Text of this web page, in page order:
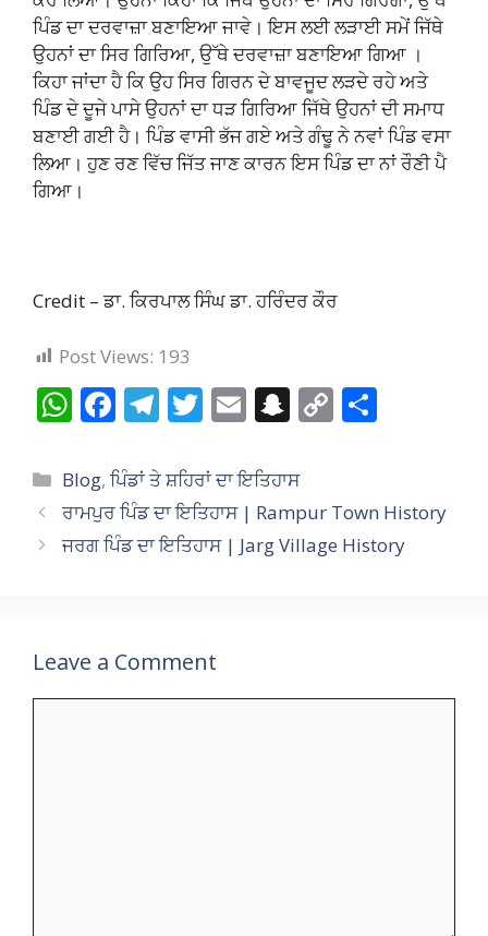
ਪਿੰਡ ਦਾ ਦਰਵਾਜ਼ਾ ਬਣਾਇਆ ਜਾਵੇ। ਇਸ ਲਈ ਲੜਾਈ ਸਮੇਂ ਜਿੱਥੇ
ਉਹਨਾਂ ਦਾ ਸਿਰ ਗਿਰਿਆ, ਉੱਥੇ ਦਰਵਾਜ਼ਾ ਬਣਾਇਆ ਗਿਆ ।
ਕਿਹਾ ਜਾਂਦਾ ਹੈ ਕਿ ਉਹ ਸਿਰ ਗਿਰਨ ਦੇ ਬਾਵਜੂਦ ਲੜਦੇ ਰਹੇ ਅਤੇ
ਪਿੰਡ ਦੇ ਦੂਜੇ ਪਾਸੇ ਉਹਨਾਂ ਦਾ ਧੜ ਗਿਰਿਆ ਜਿੱਥੇ ਉਹਨਾਂ ਦੀ ਸਮਾਧ
ਬਣਾਈ ਗਈ ਹੈ। ਪਿੰਡ ਵਾਸੀ ਭੱਜ ਗਏ ਅਤੇ ਗੰਢੂ ਨੇ ਨਵਾਂ ਪਿੰਡ ਵਸਾ
ਲਿਆ। ਹੁਣ ਰਣ ਵਿੱਚ ਜਿੱਤ ਜਾਣ ਕਾਰਨ ਇਸ ਪਿੰਡ ਦਾ ਨਾਂ ਰੌਣੀ ਪੈ
ਗਿਆ।
Credit – ਡਾ. ਕਿਰਪਾਲ ਸਿੰਘ ਡਾ. ਹਰਿੰਦਰ ਕੌਰ
Post Views: 193
W
h
at
s
A
F
ac
e
b
o
T
el
e
gr
a
T
w
itt
er
E
m
ai
l
S
n
a
p
c
C
o
y
Li
e
Categories
Blog,ਪਿੰਡਾਂ ਤੇ ਸ਼ਹਿਰਾਂ ਦਾ ਇਤਿਹਾਸ
ਰਾਮਪੁਰ ਪਿੰਡ ਦਾ ਇਤਿਹਾਸ | Rampur Town History
ਜਰਗ ਪਿੰਡ ਦਾ ਇਤਿਹਾਸ | Jarg Village History
Leave a Comment